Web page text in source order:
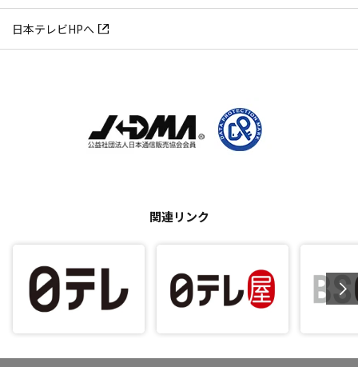
日本テレビHPへ
関連リンク